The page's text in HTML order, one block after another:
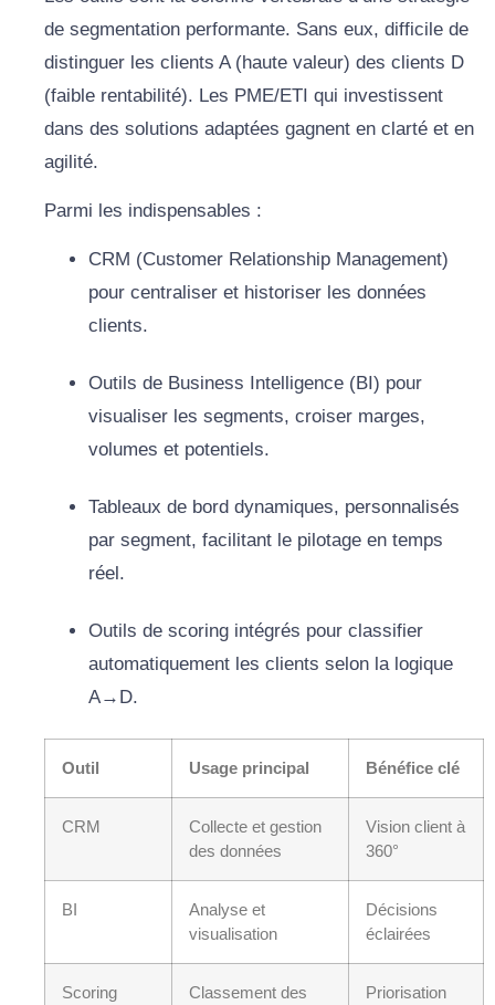
de segmentation performante. Sans eux, difficile de
distinguer les clients A (haute valeur) des clients D
(faible rentabilité). Les PME/ETI qui investissent
dans des solutions adaptées gagnent en clarté et en
agilité.
Parmi les indispensables :
CRM (Customer Relationship Management)
pour centraliser et historiser les données
clients.
Outils de Business Intelligence (BI) pour
visualiser les segments, croiser marges,
volumes et potentiels.
Tableaux de bord dynamiques, personnalisés
par segment, facilitant le pilotage en temps
réel.
Outils de scoring intégrés pour classifier
automatiquement les clients selon la logique
A→D.
Outil Usage principal Bénéfice clé
CRM
Collecte et gestion
des données
Vision client à
360°
BI
Analyse et
visualisation
Décisions
éclairées
Scoring Classement des Priorisation